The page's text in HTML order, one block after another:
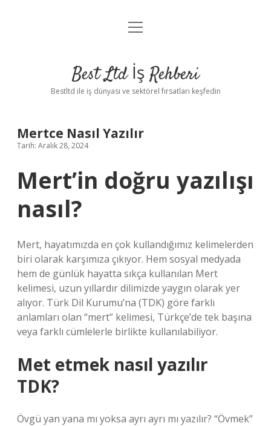
Anasayfa
Yasal Uyarı
menüyü
Best Ltd İş Rehberi
Bestltd ile iş dünyası ve sektörel fırsatları keşfedin
Mertce Nasıl Yazılır
Tarih: Aralık 28, 2024
Mert’in doğru yazılışı
nasıl?
Mert, hayatımızda en çok kullandığımız kelimelerden
biri olarak karşımıza çıkıyor. Hem sosyal medyada
hem de günlük hayatta sıkça kullanılan Mert
kelimesi, uzun yıllardır dilimizde yaygın olarak yer
alıyor. Türk Dil Kurumu’na (TDK) göre farklı
anlamları olan “mert” kelimesi, Türkçe’de tek başına
veya farklı cümlelerle birlikte kullanılabiliyor.
Met etmek nasıl yazılır
TDK?
Övgü yan yana mı yoksa ayrı ayrı mı yazılır? “Övmek”